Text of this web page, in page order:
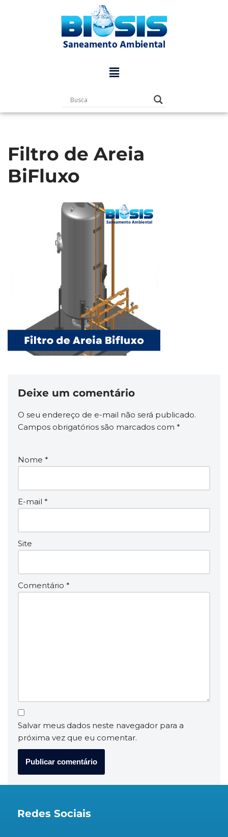
Filtro de Areia
BiFluxo
Deixe um comentário
O seu endereço de e-mail não será publicado.
Campos obrigatórios são marcados com *
Nome *
E-mail *
Site
Comentário *
Salvar meus dados neste navegador para a
próxima vez que eu comentar.
Redes Sociais